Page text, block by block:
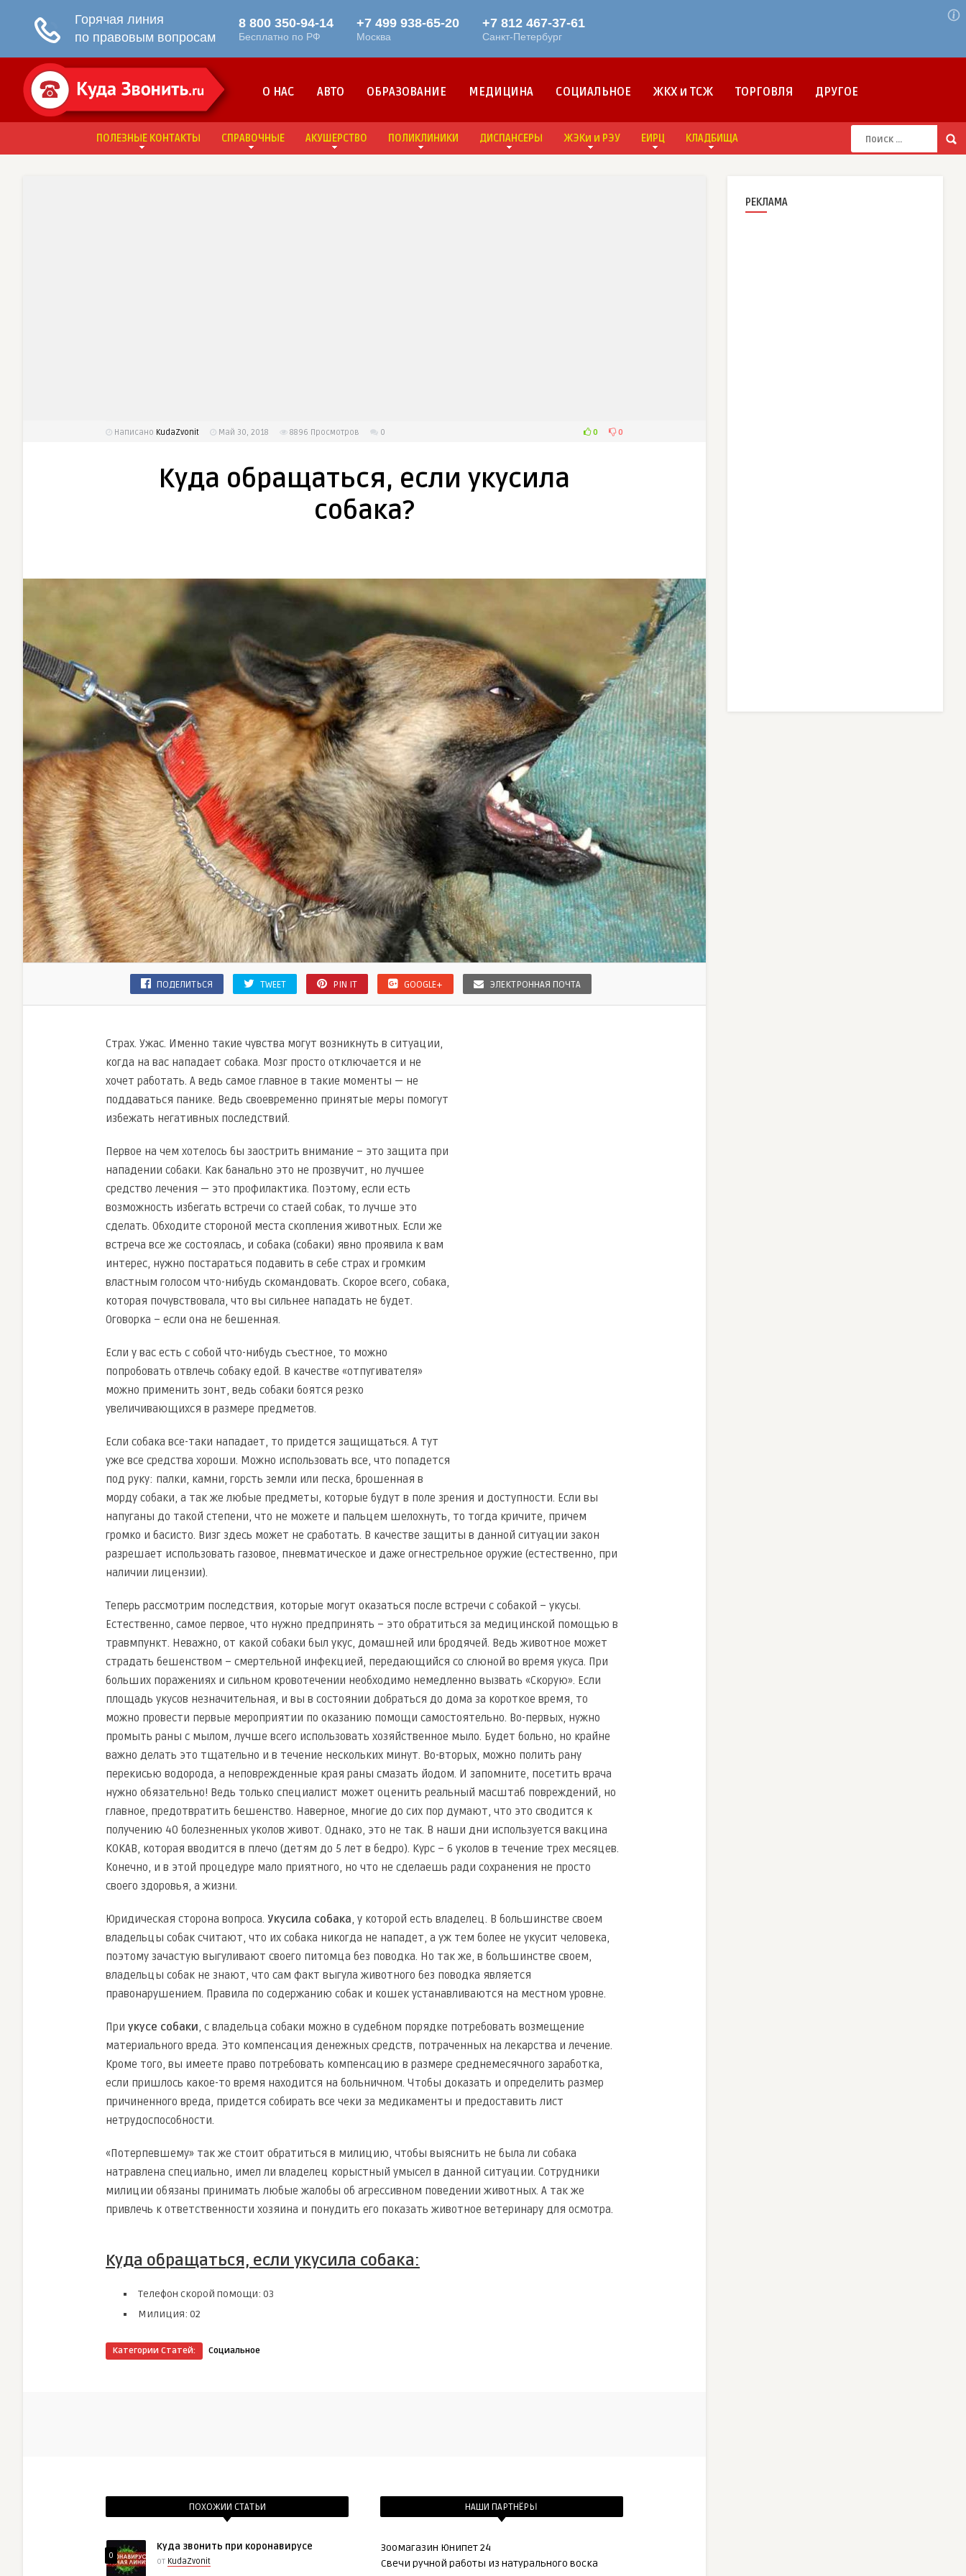
О НАС АВТО ОБРАЗОВАНИЕ МЕДИЦИНА СОЦИАЛЬНОЕ ЖКХ и ТСЖ ТОРГОВЛЯ ДРУГОЕ
ПОЛЕЗНЫЕ КОНТАКТЫ СПРАВОЧНЫЕ АКУШЕРСТВО ПОЛИКЛИНИКИ ДИСПАНСЕРЫ ЖЭКи и РЭУ ЕИРЦ КЛАДБИЩА
Написано KudaZvonit Май 30, 2018 8896 Просмотров 0 0 0
Куда обращаться, если укусила
собака?
ПОДЕЛИТЬСЯ TWEET PIN IT GOOGLE+ ЭЛЕКТРОННАЯ ПОЧТА
Страх. Ужас. Именно такие чувства могут возникнуть в ситуации,
когда на вас нападает собака. Мозг просто отключается и не
хочет работать. А ведь самое главное в такие моменты — не
поддаваться панике. Ведь своевременно принятые меры помогут
избежать негативных последствий.
Первое на чем хотелось бы заострить внимание – это защита при
нападении собаки. Как банально это не прозвучит, но лучшее
средство лечения — это профилактика. Поэтому, если есть
возможность избегать встречи со стаей собак, то лучше это
сделать. Обходите стороной места скопления животных. Если же
встреча все же состоялась, и собака (собаки) явно проявила к вам
интерес, нужно постараться подавить в себе страх и громким
властным голосом что-нибудь скомандовать. Скорое всего, собака,
которая почувствовала, что вы сильнее нападать не будет.
Оговорка – если она не бешенная.
Если у вас есть с собой что-нибудь съестное, то можно
попробовать отвлечь собаку едой. В качестве «отпугивателя»
можно применить зонт, ведь собаки боятся резко
увеличивающихся в размере предметов.
Если собака все-таки нападает, то придется защищаться. А тут
уже все средства хороши. Можно использовать все, что попадется
под руку: палки, камни, горсть земли или песка, брошенная в
морду собаки, а так же любые предметы, которые будут в поле зрения и доступности. Если вы
напуганы до такой степени, что не можете и пальцем шелохнуть, то тогда кричите, причем
громко и басисто. Визг здесь может не сработать. В качестве защиты в данной ситуации закон
разрешает использовать гaзoвoe, пнeвмaтичecкoe и дaжe oгнecтpeльнoe opyжиe (естественно, при
наличии лицензии).
Теперь рассмотрим последствия, которые могут оказаться после встречи с собакой – укусы.
Естественно, самое первое, что нужно предпринять – это обратиться за медицинской помощью в
травмпункт. Неважно, от какой собаки был укус, домашней или бродячей. Ведь животное может
страдать бешенством – смертельной инфекцией, передающийся со слюной во время укуса. При
больших поражениях и сильном кровотечении необходимо немедленно вызвать «Скорую». Если
площадь укусов незначительная, и вы в состоянии добраться до дома за короткое время, то
можно провести первые мероприятии по оказанию помощи самостоятельно. Во-первых, нужно
промыть раны с мылом, лучше всего использовать хозяйственное мыло. Будет больно, но крайне
важно делать это тщательно и в течение нескольких минут. Во-вторых, можно полить рану
перекисью водорода, а неповрежденные края раны смазать йодом. И запомните, посетить врача
нужно обязательно! Ведь только специалист может оценить реальный масштаб повреждений, но
главное, предотвратить бешенство. Наверное, многие до сих пор думают, что это сводится к
получению 40 болезненных уколов живот. Однако, это не так. В наши дни используется вакцина
КОКАВ, которая вводится в плечо (детям до 5 лет в бедро). Курс – 6 уколов в течение трех месяцев.
Конечно, и в этой процедуре мало приятного, но что не сделаешь ради сохранения не просто
своего здоровья, а жизни.
Юридическая сторона вопроса. Укусила собака, у которой есть владелец. В большинстве своем
владельцы собак считают, что их собака никогда не нападет, а уж тем более не укусит человека,
поэтому зачастую выгуливают своего питомца без поводка. Но так же, в большинстве своем,
владельцы собак не знают, что сам факт выгула животного без поводка является
правонарушением. Правила по содержанию собак и кошек устанавливаются на местном уровне.
При укусе собаки, с владельца собаки можно в судебном порядке потребовать возмещение
материального вреда. Это компенсация денежных средств, потраченных на лекарства и лечение.
Кроме того, вы имеете право потребовать компенсацию в размере среднемесячного заработка,
если пришлось какое-то время находится на больничном. Чтобы доказать и определить размер
причиненного вреда, придется собирать все чеки за медикаменты и предоставить лист
нетрудоспособности.
«Потерпевшему» так же стоит обратиться в милицию, чтобы выяснить не была ли собака
натравлена специально, имел ли владелец корыстный умысел в данной ситуации. Сотрудники
милиции обязаны принимать любые жалобы об агрессивном поведении животных. А так же
привлечь к ответственности хозяина и понудить его показать животное ветеринару для осмотра.
Куда обращаться, если укусила собака:
Телефон скорой помощи: 03
Милиция: 02
Категории Статей: Социальное
ПОХОЖИИ СТАТЬИ
0
Куда звонить при коронавирусе
от KudaZvonit
НАШИ ПАРТНЁРЫ
Зоомагазин Юнипет 24
Свечи ручной работы из натурального воска
РЕКЛАМА